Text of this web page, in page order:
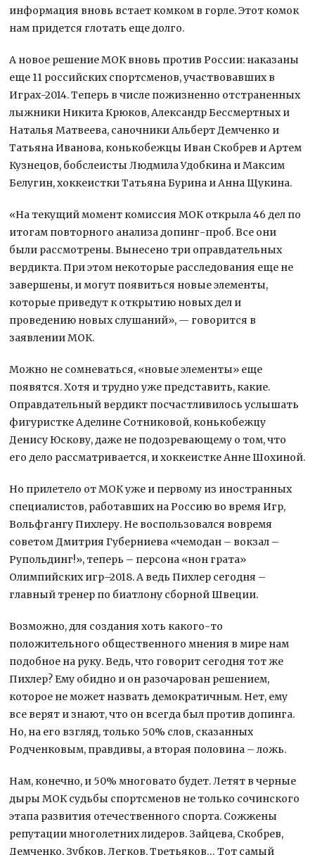
информация вновь встает комком в горле. Этот комок
нам придется глотать еще долго.
А новое решение МОК вновь против России: наказаны
еще 11 российских спортсменов, участвовавших в
Играх-2014. Теперь в числе пожизненно отстраненных
лыжники Никита Крюков, Александр Бессмертных и
Наталья Матвеева, саночники Альберт Демченко и
Татьяна Иванова, конькобежцы Иван Скобрев и Артем
Кузнецов, бобслеисты Людмила Удобкина и Максим
Белугин, хоккеистки Татьяна Бурина и Анна Щукина.
«На текущий момент комиссия МОК открыла 46 дел по
итогам повторного анализа допинг-проб. Все они
были рассмотрены. Вынесено три оправдательных
вердикта. При этом некоторые расследования еще не
завершены, и могут появиться новые элементы,
которые приведут к открытию новых дел и
проведению новых слушаний», — говорится в
заявлении МОК.
Можно не сомневаться, «новые элементы» еще
появятся. Хотя и трудно уже представить, какие.
Оправдательный вердикт посчастливилось услышать
фигуристке Аделине Сотниковой, конькобежцу
Денису Юскову, даже не подозревающему о том, что
его дело рассматривается, и хоккеистке Анне Шохиной.
Но прилетело от МОК уже и первому из иностранных
специалистов, работавших на Россию во время Игр,
Вольфгангу Пихлеру. Не воспользовался вовремя
советом Дмитрия Губерниева «чемодан – вокзал –
Рупольдинг!», теперь – персона «нон грата»
Олимпийских игр–2018. А ведь Пихлер сегодня –
главный тренер по биатлону сборной Швеции.
Возможно, для создания хоть какого-то
положительного общественного мнения в мире нам
подобное на руку. Ведь, что говорит сегодня тот же
Пихлер? Ему обидно и он разочарован решением,
которое не может назвать демократичным. Нет, ему
все верят и знают, что он всегда был против допинга.
Но, на его взгляд, только 50% слов, сказанных
Родченковым, правдивы, а вторая половина – ложь.
Нам, конечно, и 50% многовато будет. Летят в черные
дыры МОК судьбы спортсменов не только сочинского
этапа развития отечественного спорта. Сожжены
репутации многолетних лидеров. Зайцева, Скобрев,
Демченко, Зубков, Легков, Третьяков… Тот самый